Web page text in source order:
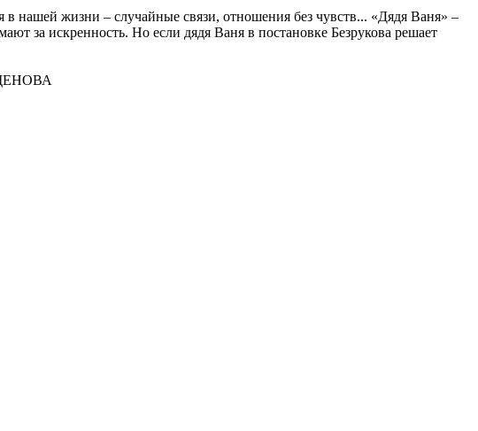
нашей жизни – случайные связи, отношения без чувств... «Дядя Ваня» –
за искренность. Но если дядя Ваня в постановке Безрукова решает